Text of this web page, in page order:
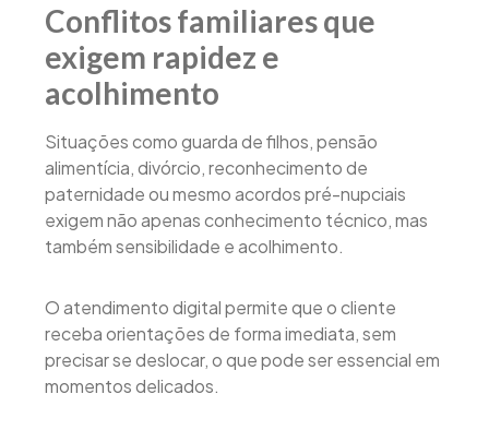
Conflitos familiares que
exigem rapidez e
acolhimento
Situações como guarda de filhos, pensão
alimentícia, divórcio, reconhecimento de
paternidade ou mesmo acordos pré-nupciais
exigem não apenas conhecimento técnico, mas
também sensibilidade e acolhimento.
O atendimento digital permite que o cliente
receba orientações de forma imediata, sem
precisar se deslocar, o que pode ser essencial em
momentos delicados.